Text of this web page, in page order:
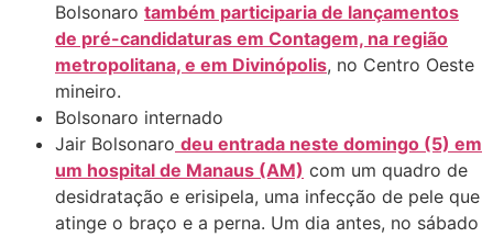
Bolsonaro também participaria de lançamentos
de pré-candidaturas em Contagem, na região
metropolitana, e em Divinópolis, no Centro Oeste
mineiro.
Bolsonaro internado
Jair Bolsonaro deu entrada neste domingo (5) em
um hospital de Manaus (AM) com um quadro de
desidratação e erisipela, uma infecção de pele que
atinge o braço e a perna. Um dia antes, no sábado